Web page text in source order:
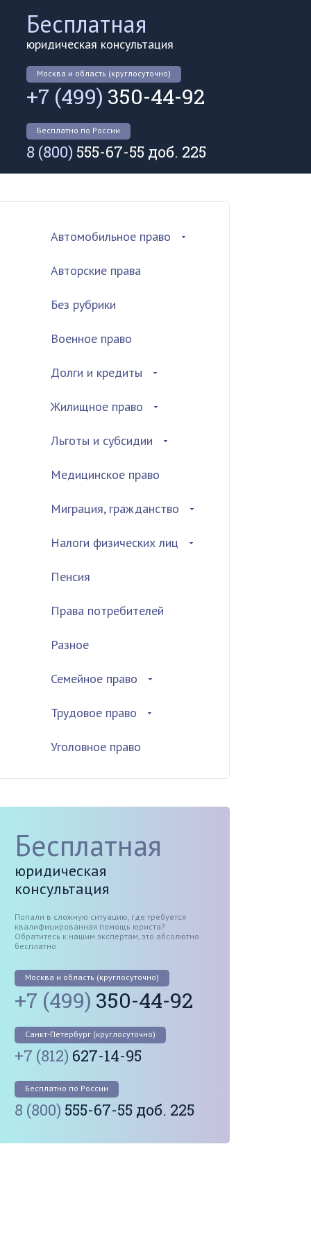
Бесплатная
юридическая консультация
Москва и область (круглосуточно)
+7 (499) 350-44-92
Бесплатно по России
8 (800) 555-67-55 доб. 225
Автомобильное право
Авторские права
Без рубрики
Военное право
Долги и кредиты
Жилищное право
Льготы и субсидии
Медицинское право
Миграция, гражданство
Налоги физических лиц
Пенсия
Права потребителей
Разное
Семейное право
Трудовое право
Уголовное право
Бесплатная
юридическая
консультация
Попали в сложную ситуацию, где требуется
квалифицированная помощь юриста?
Обратитесь к нашим экспертам, это абсолютно
бесплатно
Москва и область (круглосуточно)
+7 (499) 350-44-92
Санкт-Петербург (круглосуточно)
+7 (812) 627-14-95
Бесплатно по России
8 (800) 555-67-55 доб. 225